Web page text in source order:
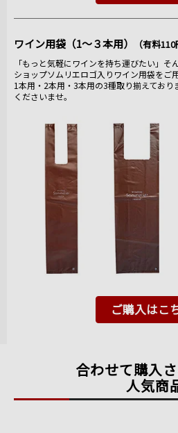
ワイン用袋（1～３本用） （有料110
「もっと気軽にワインを持ち運びたい」
ショップソムリエロゴ入りワイン用袋をご
1本用・2本用・3本用の3種取り揃えてお
くださいませ。
ご購入はこ
合わせて購入
人気商